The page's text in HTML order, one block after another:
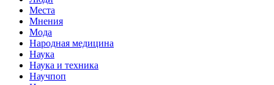
Места
Мнения
Мода
Народная медицина
Наука
Наука и техника
Научпоп